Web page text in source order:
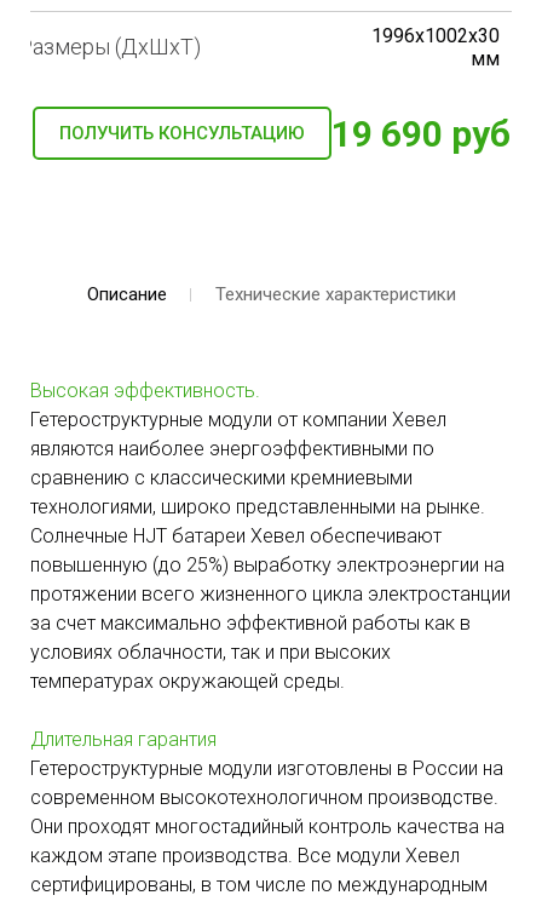
Размеры (ДхШхТ)
1996x1002x30
мм
ПОЛУЧИТЬ КОНСУЛЬТАЦИЮ 19 690 руб
Описание Технические характеристики
Высокая эффективность.
Гетероструктурные модули от компании Хевел
являются наиболее энергоэффективными по
сравнению с классическими кремниевыми
технологиями, широко представленными на рынке.
Солнечные HJT батареи Хевел обеспечивают
повышенную (до 25%) выработку электроэнергии на
протяжении всего жизненного цикла электростанции
за счет максимально эффективной работы как в
условиях облачности, так и при высоких
температурах окружающей среды.
Длительная гарантия
Гетероструктурные модули изготовлены в России на
современном высокотехнологичном производстве.
Они проходят многостадийный контроль качества на
каждом этапе производства. Все модули Хевел
сертифицированы, в том числе по международным